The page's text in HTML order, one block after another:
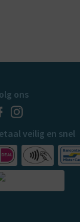
ons
veilig en snel